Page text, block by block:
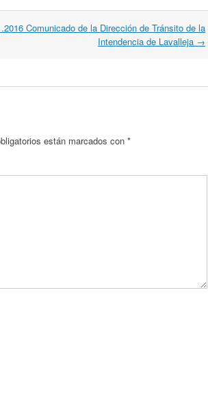
Comunicado de la Dirección de Tránsito de la
Intendencia de Lavalleja →
están marcados con *